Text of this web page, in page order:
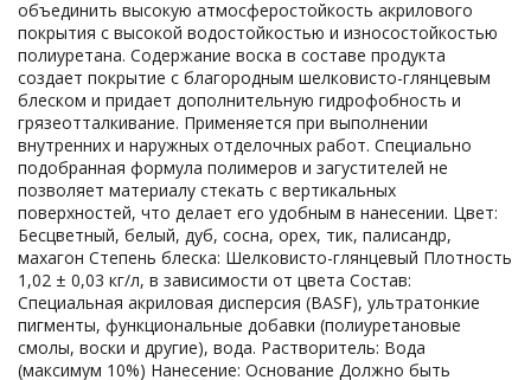
объединить высокую атмосферостойкость акрилового
покрытия с высокой водостойкостью и износостойкостью
полиуретана. Содержание воска в составе продукта
создает покрытие с благородным шелковисто-глянцевым
блеском и придает дополнительную гидрофобность и
грязеотталкивание. Применяется при выполнении
внутренних и наружных отделочных работ. Специально
подобранная формула полимеров и загустителей не
позволяет материалу стекать с вертикальных
поверхностей, что делает его удобным в нанесении. Цвет:
Бесцветный, белый, дуб, сосна, орех, тик, палисандр,
махагон Степень блеска: Шелковисто-глянцевый Плотность
1,02 ± 0,03 кг/л, в зависимости от цвета Состав:
Специальная акриловая дисперсия (BASF), ультратонкие
пигменты, функциональные добавки (полиуретановые
смолы, воски и другие), вода. Растворитель: Вода
(максимум 10%) Нанесение: Основание Должно быть